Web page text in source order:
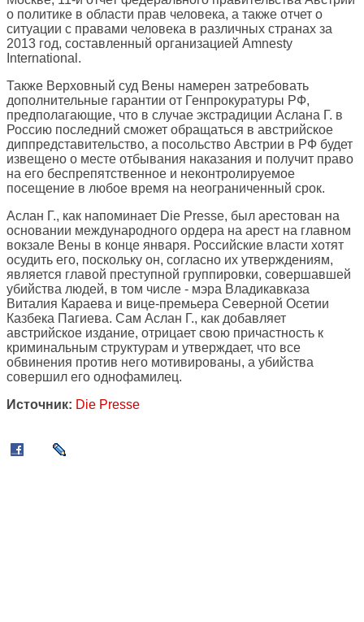
о политике в области прав человека, а также отчет о
ситуации с правами человека в различных странах за
2013 год, составленный организацией Amnesty
International.
Также Верховный суд Вены намерен затребовать
дополнительные гарантии от Генпрокуратуры РФ,
предполагающие, что в случае экстрадиции Аслана Г. в
Россию последний сможет обращаться в австрийское
диппредставительство, а посольство Австрии в РФ будет
извещено о месте отбывания наказания и получит право
на его беспрепятственное и неконтролируемое
посещение в любое время на неограниченный срок.
Аслан Г., как напоминает Die Presse, был арестован на
основании международного ордера на арест на главном
вокзале Вены в конце января. Российские власти хотят
осудить его, поскольку он, согласно их утверждениям,
является главой преступной группировки, совершавшей
убийства людей, в том числе - мэра Владикавказа
Виталия Караева и вице-премьера Северной Осетии
Казбека Пагиева. Сам Аслан Г., как добавляет
австрийское издание, отрицает свою причастность к
криминальным структурам и утверждает, что все
обвинения против него мотивированы, а убийства
совершил его однофамилец.
Источник: Die Presse